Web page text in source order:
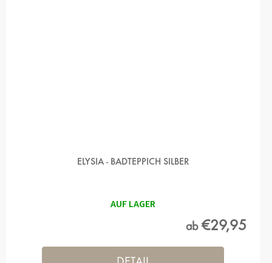
ELYSIA - BADTEPPICH SILBER
AUF LAGER
ab€29,95